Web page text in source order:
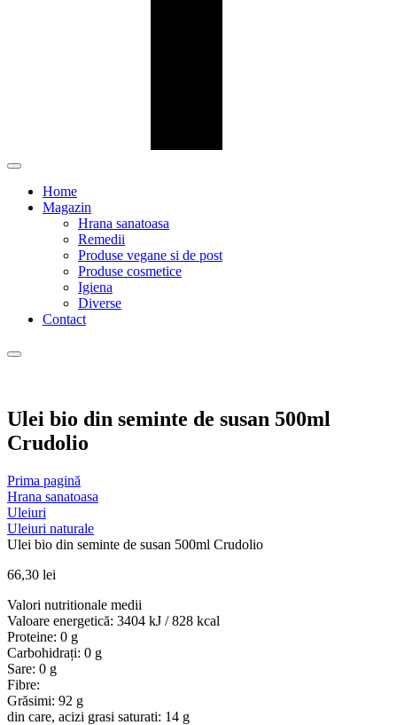
Home
Magazin
Hrana sanatoasa
Remedii
Produse vegane si de post
Produse cosmetice
Igiena
Diverse
Contact
Ulei bio din seminte de susan 500ml
Crudolio
Prima pagină
Hrana sanatoasa
Uleiuri
Uleiuri naturale
Ulei bio din seminte de susan 500ml Crudolio
66,30 lei
Valori nutritionale medii
Valoare energetică: 3404 kJ / 828 kcal
Proteine: 0 g
Carbohidrați: 0 g
Sare: 0 g
Fibre:
Grăsimi: 92 g
din care, acizi grasi saturati: 14 g